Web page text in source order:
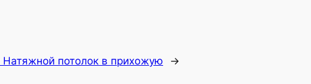
Натяжной потолок в прихожую →